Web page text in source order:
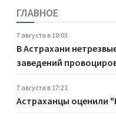
ГЛАВНОЕ
7 августа в 18:03
В Астрахани
заведений
7 августа в 17:21
Астраханцы оценили